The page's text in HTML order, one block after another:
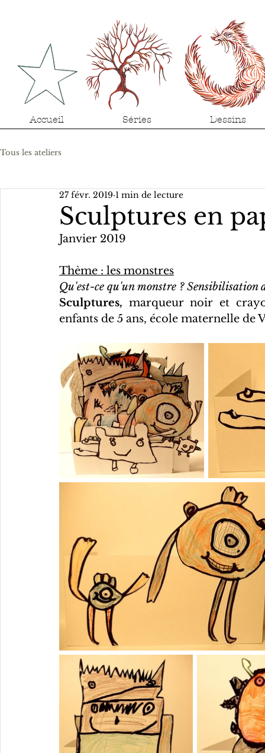
Tous les ateliers
Sculptures en
27 févr. 2019 1 min de lecture
Janvier 2019
Thème : les monstres
Qu'est-ce qu'un monstre ? Sensibilisation
Sculptures, marqueur noir et
enfants de 5 ans, école maternelle de
Accueil Séries Dessins